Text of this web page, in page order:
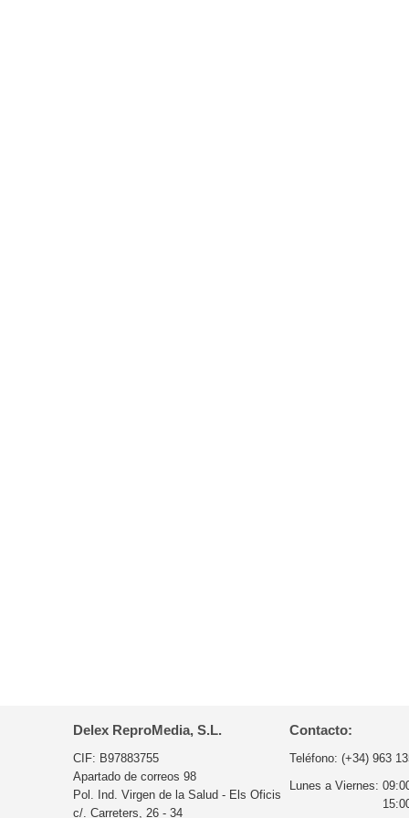
Delex ReproMedia, S.L.
CIF: B97883755
Apartado de correos 98
Pol. Ind. Virgen de la Salud - Els Oficis
c/. Carreters, 26 - 34
Contacto:
Teléfono: (+34) 963
Lunes a Viernes: